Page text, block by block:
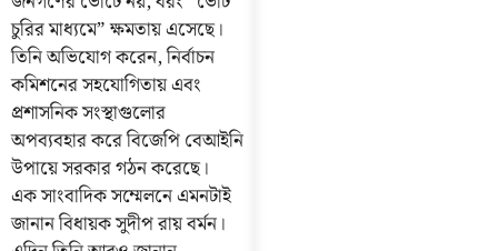
চুরির মাধ্যমে” ক্ষমতায় এসেছে।
তিনি অভিযোগ করেন, নির্বাচন
কমিশনের সহযোগিতায় এবং
প্রশাসনিক সংস্থাগুলোর
অপব্যবহার করে বিজেপি বেআইনি
উপায়ে সরকার গঠন করেছে।
এক সাংবাদিক সম্মেলনে এমনটাই
জানান বিধায়ক সুদীপ রায় বর্মন।